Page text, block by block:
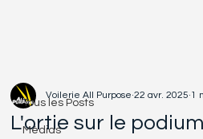
Tous les Posts
Médias
L'ortie sur le
Voilerie All Purpose 22 avr. 2025 1